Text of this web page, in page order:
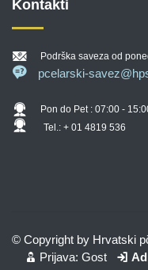
Kontakti
Podrška saveza od
pcelarski-
Pon do Pet : 07:00 -
Tel.: + 01 4819 536
© Copyright by Hrvatski
Prijava: Gost